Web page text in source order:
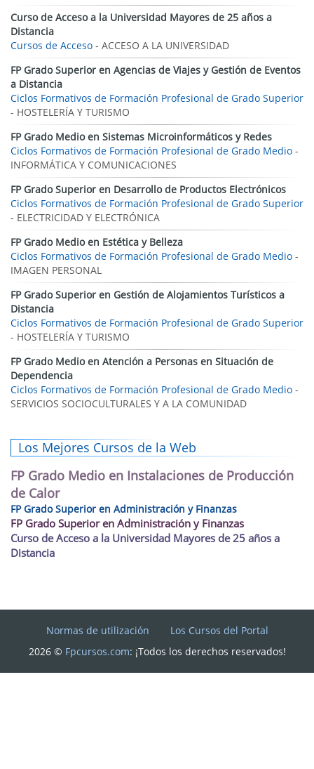
Curso de Acceso a la Universidad Mayores de 25 años a
Distancia
Cursos de Acceso - ACCESO A LA UNIVERSIDAD
FP Grado Superior en Agencias de Viajes y Gestión de Eventos
a Distancia
Ciclos Formativos de Formación Profesional de Grado Superior
- HOSTELERÍA Y TURISMO
FP Grado Medio en Sistemas Microinformáticos y Redes
Ciclos Formativos de Formación Profesional de Grado Medio -
INFORMÁTICA Y COMUNICACIONES
FP Grado Superior en Desarrollo de Productos Electrónicos
Ciclos Formativos de Formación Profesional de Grado Superior
- ELECTRICIDAD Y ELECTRÓNICA
FP Grado Medio en Estética y Belleza
Ciclos Formativos de Formación Profesional de Grado Medio -
IMAGEN PERSONAL
FP Grado Superior en Gestión de Alojamientos Turísticos a
Distancia
Ciclos Formativos de Formación Profesional de Grado Superior
- HOSTELERÍA Y TURISMO
FP Grado Medio en Atención a Personas en Situación de
Dependencia
Ciclos Formativos de Formación Profesional de Grado Medio -
SERVICIOS SOCIOCULTURALES Y A LA COMUNIDAD
Los Mejores Cursos de la Web
FP Grado Medio en Instalaciones de Producción
de Calor
FP Grado Superior en Administración y Finanzas
FP Grado Superior en Administración y Finanzas
Curso de Acceso a la Universidad Mayores de 25 años a
Distancia
Normas de utilización
Los Cursos del Portal
2026 © Fpcursos.com: ¡Todos los derechos reservados!